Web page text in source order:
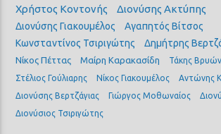
Χρήστος Κοντονής
Διονύσης Ακτύπης
Διονύσης Γιακουμέλος
Αγαπητός Βίτσος
Κωνσταντίνος Τσιριγώτης
Δημήτρης
Νίκος Πέττας Μαίρη Καρακασίδη
Τάκης
Στέλιος Γούλιαρης
Νίκος Γιακουμέλος
Αντώνης
Διονύσης Βερτζάγιας
Γιώργος Μοθωναίος
Διονύσιος Τσιριγώτης